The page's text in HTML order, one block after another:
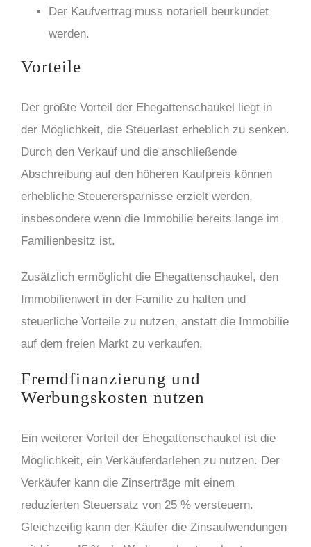
Der Kaufvertrag muss notariell beurkundet
werden.
Vorteile
Der größte Vorteil der Ehegattenschaukel liegt in
der Möglichkeit, die Steuerlast erheblich zu senken.
Durch den Verkauf und die anschließende
Abschreibung auf den höheren Kaufpreis können
erhebliche Steuerersparnisse erzielt werden,
insbesondere wenn die Immobilie bereits lange im
Familienbesitz ist.
Zusätzlich ermöglicht die Ehegattenschaukel, den
Immobilienwert in der Familie zu halten und
steuerliche Vorteile zu nutzen, anstatt die Immobilie
auf dem freien Markt zu verkaufen.
Fremdfinanzierung und
Werbungskosten nutzen
Ein weiterer Vorteil der Ehegattenschaukel ist die
Möglichkeit, ein Verkäuferdarlehen zu nutzen. Der
Verkäufer kann die Zinserträge mit einem
reduzierten Steuersatz von 25 % versteuern.
Gleichzeitig kann der Käufer die Zinsaufwendungen